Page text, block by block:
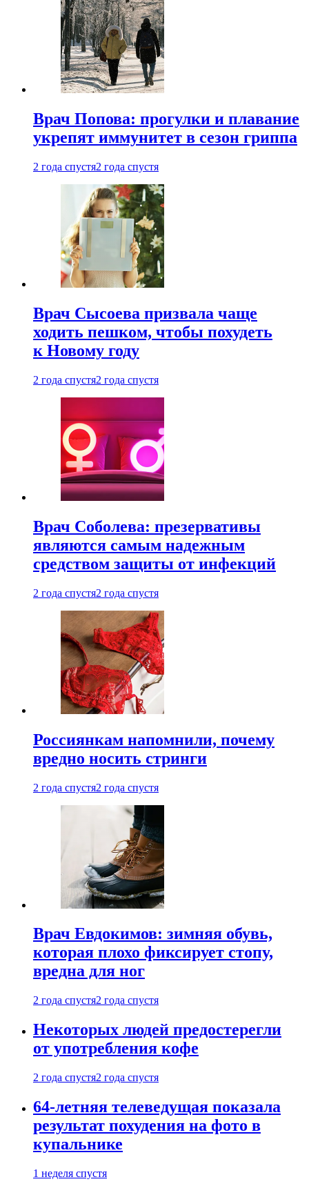
Врач Попова: прогулки и плавание
укрепят иммунитет в сезон гриппа
2 года спустя2 года спустя
Врач Сысоева призвала чаще
ходить пешком, чтобы похудеть
к Новому году
2 года спустя2 года спустя
Врач Соболева: презервативы
являются самым надежным
средством защиты от инфекций
2 года спустя2 года спустя
Россиянкам напомнили, почему
вредно носить стринги
2 года спустя2 года спустя
Врач Евдокимов: зимняя обувь,
которая плохо фиксирует стопу,
вредна для ног
2 года спустя2 года спустя
Некоторых людей предостерегли
от употребления кофе
2 года спустя2 года спустя
64-летняя телеведущая показала
результат похудения на фото в
купальнике
1 неделя спустя